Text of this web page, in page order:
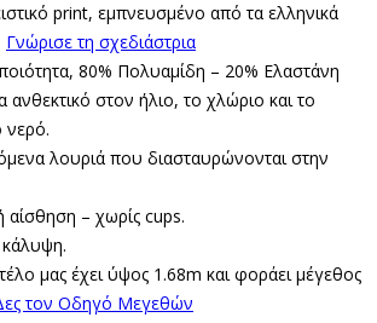
print, εμπνευσμένο από τα ελληνικά
Γνώρισε τη σχεδιάστρια
80% Πολυαμίδη – 20% Ελαστάνη
στον ήλιο, το χλώριο και το
νερό.
λουριά που διασταυρώνονται στην
αίσθηση – χωρίς cups.
μας έχει ύψος 1.68m και φοράει μέγεθος
τον Οδηγό Μεγεθών